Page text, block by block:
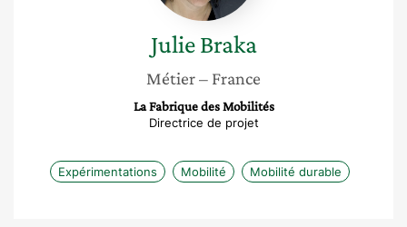
Julie Braka
Métier– France
La Fabrique des Mobilités
Directrice de projet
Expérimentations Mobilité Mobilité durable